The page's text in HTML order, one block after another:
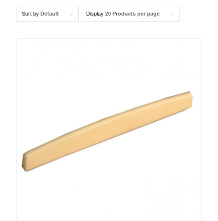
Sort by Default Display 20 Products per page